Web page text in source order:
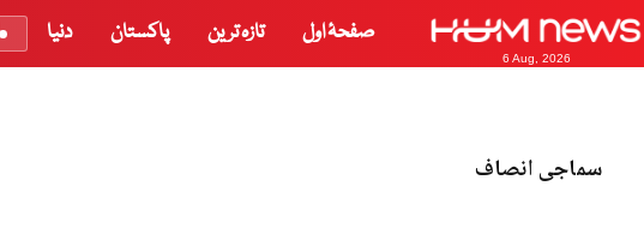
6 Aug, 2026
صفحۂ اول تازہ ترین پاکستان دنیا
سماجی انصاف